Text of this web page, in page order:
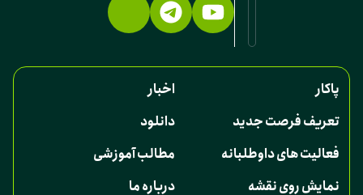
پاکار
اخبار
تعریف فرصت جدید
دانلود
فعالیت های داوطلبانه
مطالب آموزشی
نمایش روی نقشه
درباره ما